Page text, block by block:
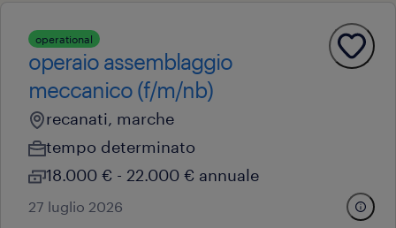
operational
operaio assemblaggio
meccanico (f/m/nb)
recanati, marche
tempo determinato
18.000 € - 22.000 € annuale
27 luglio 2026